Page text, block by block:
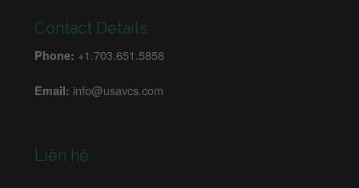
Contact Details
Phone: +1.703.651.5858
Email: info@usavcs.com
Liên hệ